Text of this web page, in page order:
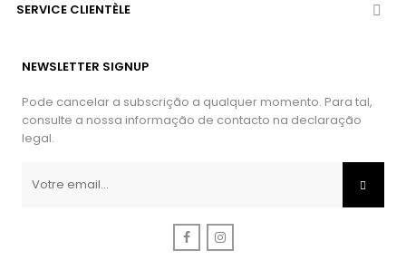
SERVICE CLIENTÈLE 
NEWSLETTER SIGNUP
Pode cancelar a subscrição a qualquer momento. Para tal,
consulte a nossa informação de contacto na declaração
legal.
Facebook